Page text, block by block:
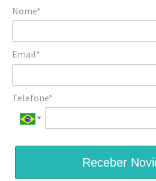
Nome*
Email*
Telefone*
Receber